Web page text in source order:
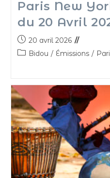
Paris New
du 20 Avril
20 avril 2026
Bidou / Émissions /